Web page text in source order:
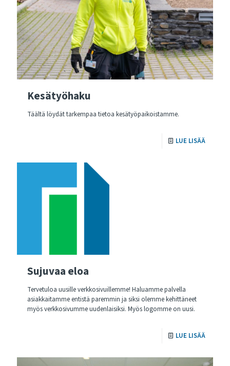
Kesätyöhaku
Täältä löydät tarkempaa tietoa kesätyöpaikoistamme.
LUE LISÄÄ
Sujuvaa eloa
Tervetuloa uusille verkkosivuillemme! Haluamme palvella
asiakkaitamme entistä paremmin ja siksi olemme kehittäneet
myös verkkosivumme uudenlaisiksi. Myös logomme on uusi.
LUE LISÄÄ